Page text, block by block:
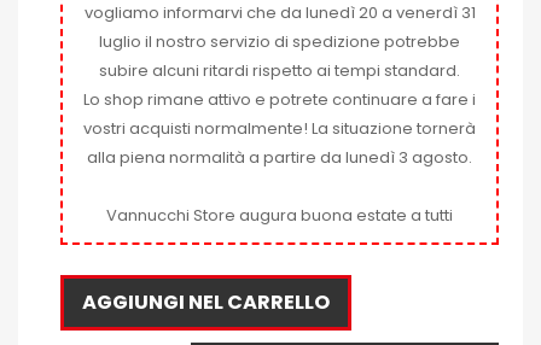
vogliamo informarvi che da lunedì 20 a venerdì 31
luglio il nostro servizio di spedizione potrebbe
subire alcuni ritardi rispetto ai tempi standard.
Lo shop rimane attivo e potrete continuare a fare i
vostri acquisti normalmente! La situazione tornerà
alla piena normalità a partire da lunedì 3 agosto.
Vannucchi Store augura buona estate a tutti
AGGIUNGI NEL CARRELLO